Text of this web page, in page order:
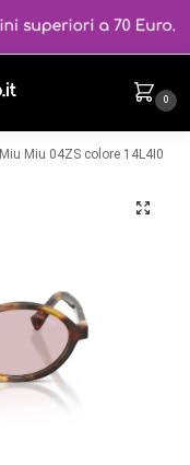
0
Miu Miu 04ZS colore 14L4I0